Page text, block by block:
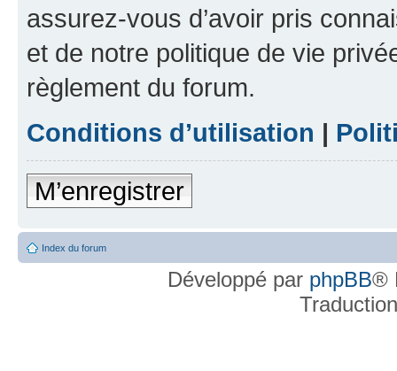
assurez-vous d’avoir pris
et de notre politique de vie
règlement du forum.
Conditions d’utilisation |
M’enregistrer
Index du forum
Développé par phpBB®